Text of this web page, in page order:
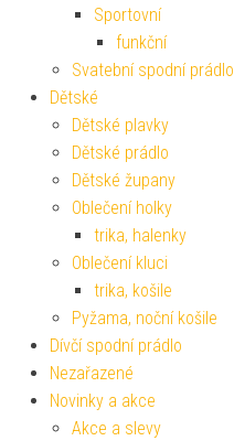
Sportovní
funkční
Svatební spodní prádlo
Dětské
Dětské plavky
Dětské prádlo
Dětské župany
Oblečení holky
trika, halenky
Oblečení kluci
trika, košile
Pyžama, noční košile
Dívčí spodní prádlo
Nezařazené
Novinky a akce
Akce a slevy